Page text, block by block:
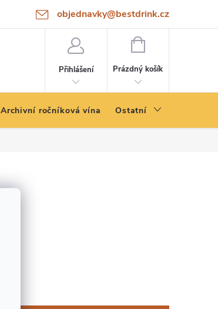
objednavky@bestdrink.cz
Přihlášení
NÁKUPNÍ
Prázdný košík
Archivní ročníková vína Ostatní